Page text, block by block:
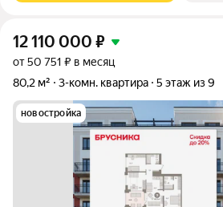
12 110 000 ₽
от 50 751 ₽ в месяц
80,2 м²
3-комн. квартира 5 этаж из 9
новостройка